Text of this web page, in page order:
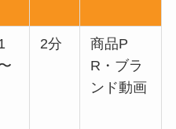
2分
商品P
R・ブラ
ンド動画